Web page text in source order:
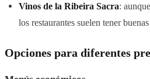
Vinos de la Ribeira Sacra:
los restaurantes suelen tener
Opciones para diferentes